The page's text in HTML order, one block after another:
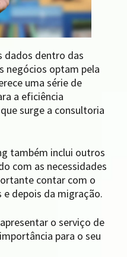
dados dentro das
negócios optam pela
uma série de
a eficiência
surge a consultoria
também inclui outros
com as necessidades
contar com o
depois da migração.
o serviço de
para o seu